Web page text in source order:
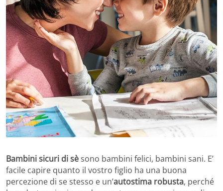
Bambini sicuri di sèsono bambini felici, bambini sani. E’
facile capire quanto il vostro figlio ha una buona
percezione di se stesso e un’autostima robusta, perché